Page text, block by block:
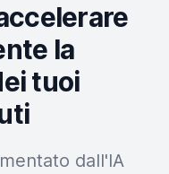
la
tuoi
dall'IA